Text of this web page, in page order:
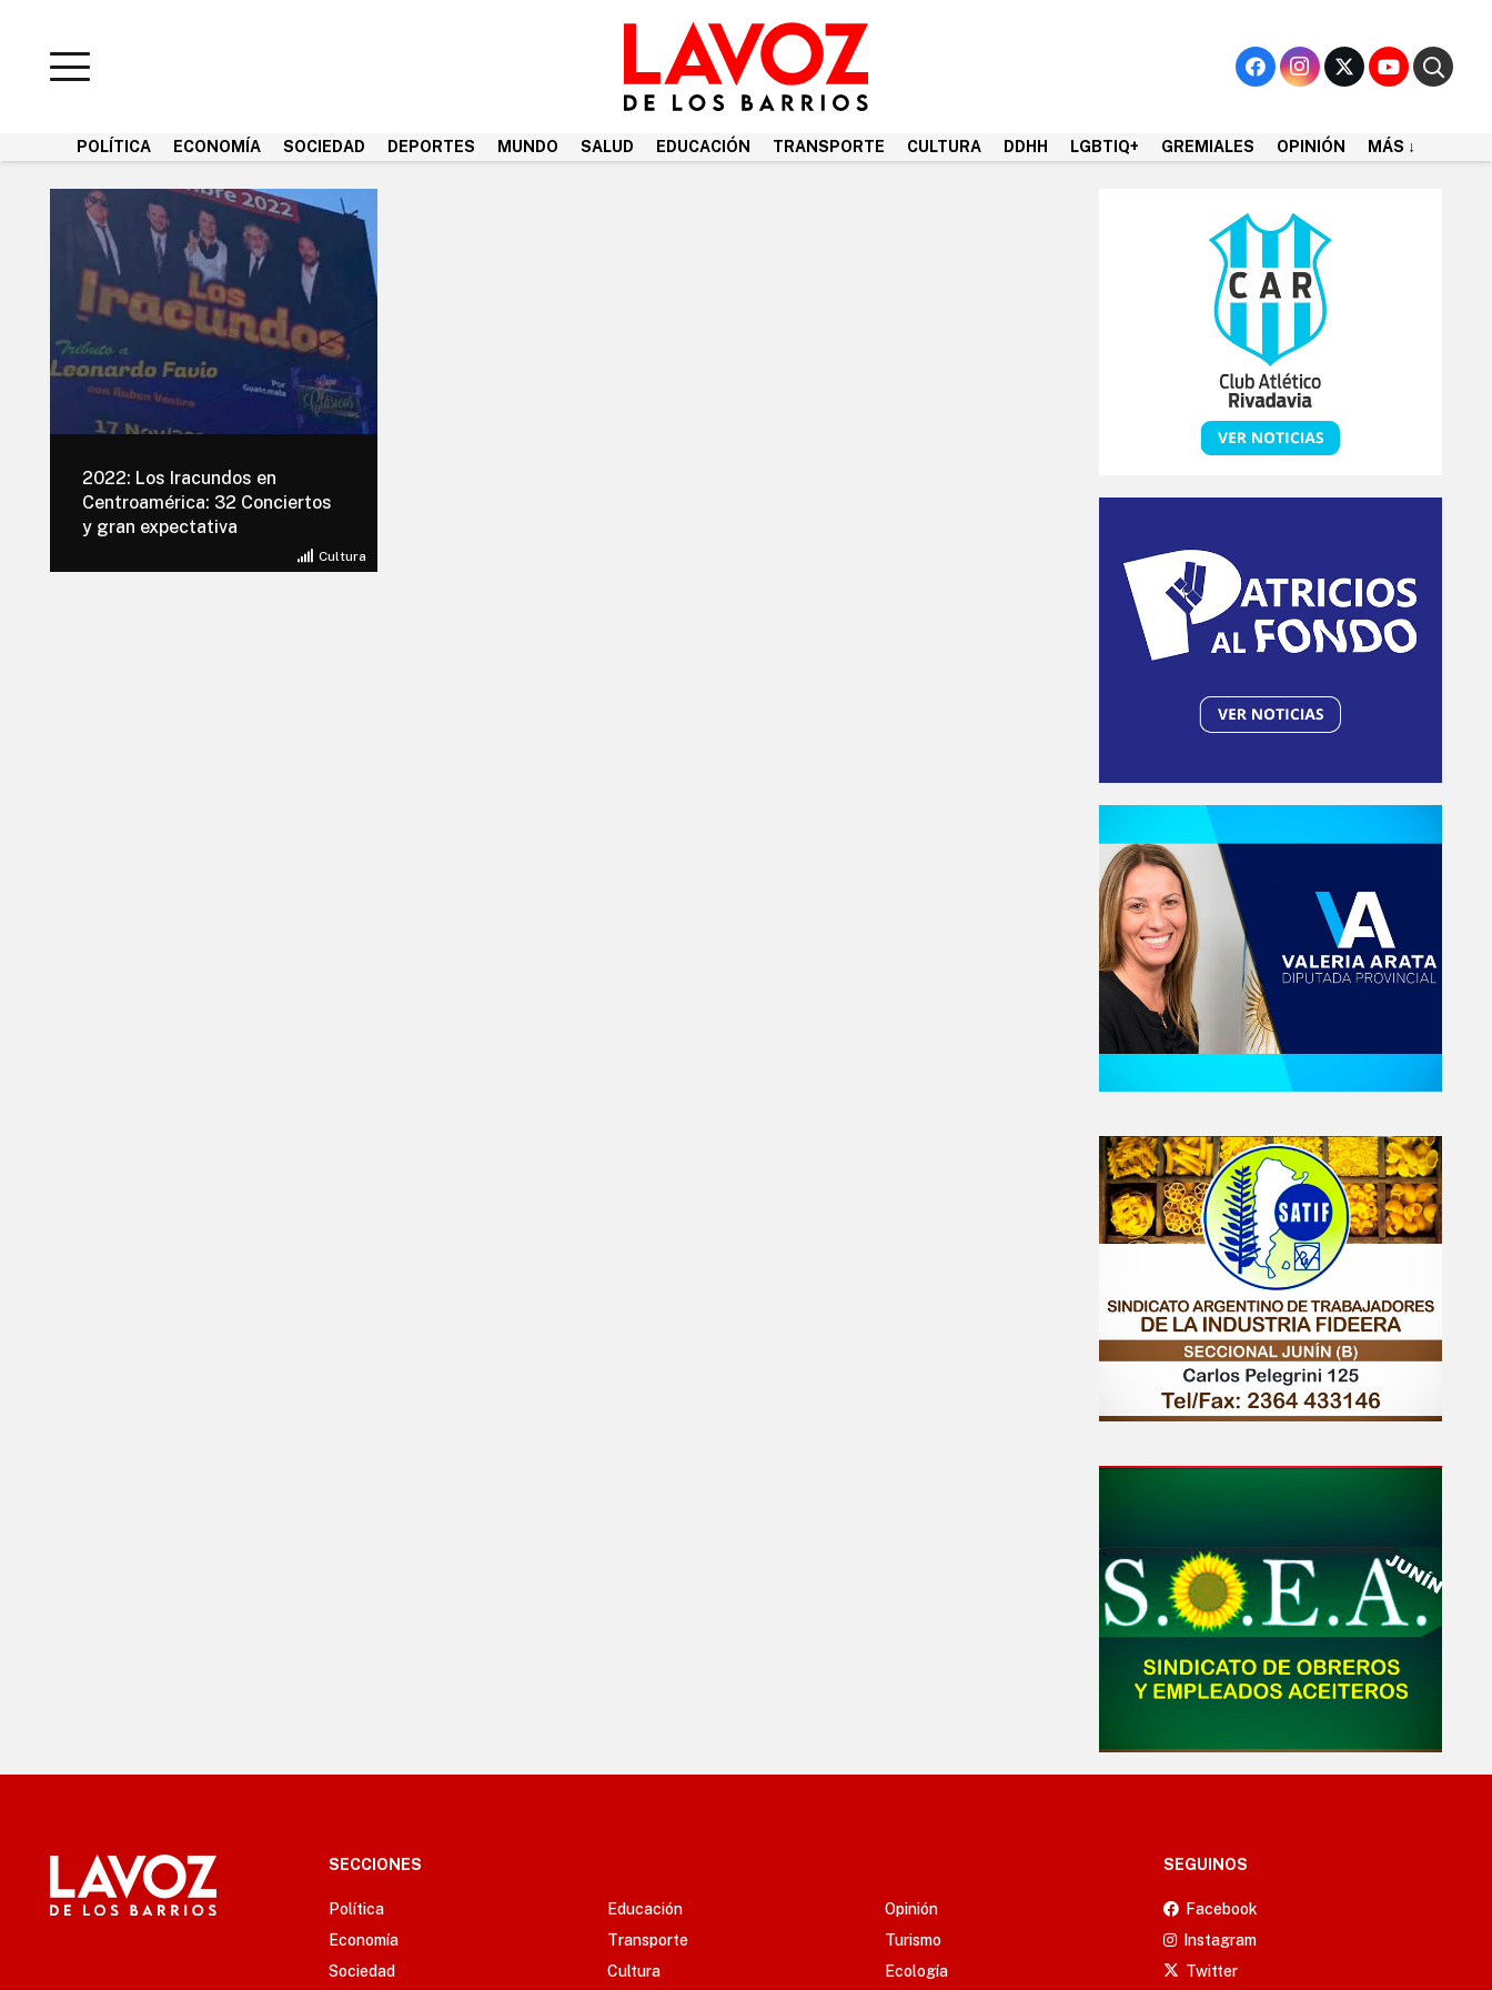
POLÍTICA ECONOMÍA SOCIEDAD DEPORTES MUNDO SALUD EDUCACIÓN TRANSPORTE CULTURA DDHH LGBTIQ+ GREMIALES OPINIÓN MÁS ↓
Cultura
2022: Los Iracundos en
Centroamérica: 32 Conciertos
y gran expectativa
SECCIONES
Política
Economía
Sociedad
Educación
Transporte
Cultura
Opinión
Turismo
Ecología
SEGUINOS
Facebook
Instagram
Twitter